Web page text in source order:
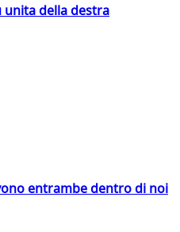
unita della destra
entrambe dentro di noi